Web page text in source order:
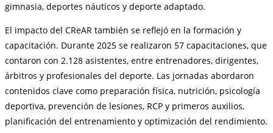
gimnasia, deportes náuticos y deporte adaptado.
El impacto del CReAR también se reflejó en la formación y
capacitación. Durante 2025 se realizaron 57 capacitaciones, que
contaron con 2.128 asistentes, entre entrenadores, dirigentes,
árbitros y profesionales del deporte. Las jornadas abordaron
contenidos clave como preparación física, nutrición, psicología
deportiva, prevención de lesiones, RCP y primeros auxilios,
planificación del entrenamiento y optimización del rendimiento.